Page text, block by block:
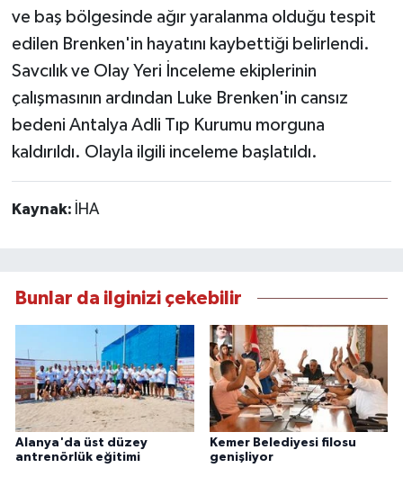
ve baş bölgesinde ağır yaralanma olduğu tespit
edilen Brenken'in hayatını kaybettiği belirlendi.
Savcılık ve Olay Yeri İnceleme ekiplerinin
çalışmasının ardından Luke Brenken'in cansız
bedeni Antalya Adli Tıp Kurumu morguna
kaldırıldı. Olayla ilgili inceleme başlatıldı.
Kaynak: İHA
Bunlar da ilginizi çekebilir
Alanya'da üst düzey
antrenörlük eğitimi
Kemer Belediyesi filosu
genişliyor